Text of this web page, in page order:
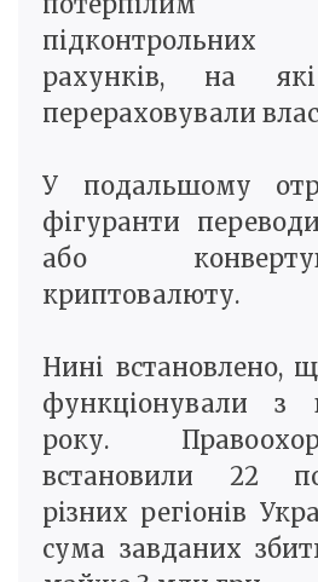
підконтрольних
рахунків, на
перераховували
У подальшому
фігуранти
або
криптовалюту.
Нині встановлено,
функціонували з
року.
встановили 22
різних регіонів
сума завданих